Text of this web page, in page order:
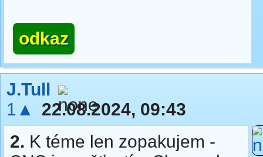
odkaz
J.Tull
1▲
22.08.2024, 09:43
2. K téme len zopakujem -